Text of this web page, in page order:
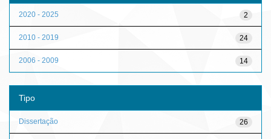
2
2020 - 2025
24
2010 - 2019
14
2006 - 2009
Tipo
26
Dissertação